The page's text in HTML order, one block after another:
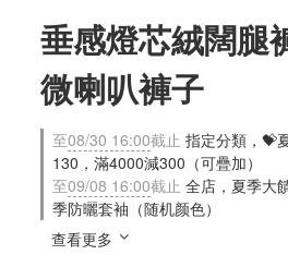
垂感燈芯絨闊腿
微喇叭褲子
至08/30 16:00截止 指定分類，💝
130，滿4000減300（可疊加）
至09/08 16:00截止 全店，夏季大
季防曬套袖（随机颜色）
查看更多